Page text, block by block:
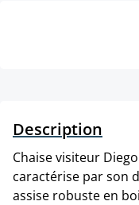
Description
Chaise visiteur
caractérise par son
assise robuste en